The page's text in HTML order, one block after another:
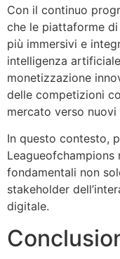
Con il continuo
che le piattaforme
più immersivi e
intelligenza
monetizzazione
delle competizioni
mercato verso
In questo contesto,
Leagueofchampions
fondamentali non
stakeholder
digitale.